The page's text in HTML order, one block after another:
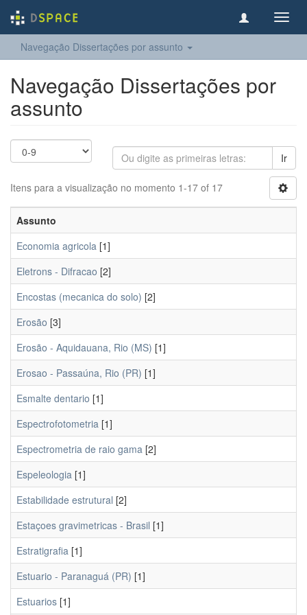
Navegação Dissertações por assunto
Navegação Dissertações por
assunto
Ir
Itens para a visualização no momento 1-17 of 17
Assunto
Economia agricola [1]
Eletrons - Difracao [2]
Encostas (mecanica do solo) [2]
Erosão [3]
Erosão - Aquidauana, Rio (MS) [1]
Erosao - Passaúna, Rio (PR) [1]
Esmalte dentario [1]
Espectrofotometria [1]
Espectrometria de raio gama [2]
Espeleologia [1]
Estabilidade estrutural [2]
Estaçoes gravimetricas - Brasil [1]
Estratigrafia [1]
Estuario - Paranaguá (PR) [1]
Estuarios [1]